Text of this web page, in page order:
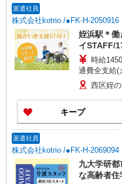
派遣社員
株式会社kotrio /●FK-H-2050916
姪浜駅＊働
イSTAFF/
時給
通費全支給(
西区姪
キープ
派遣社員
株式会社kotrio /●FK-H-2069094
九大学研
な高齢者